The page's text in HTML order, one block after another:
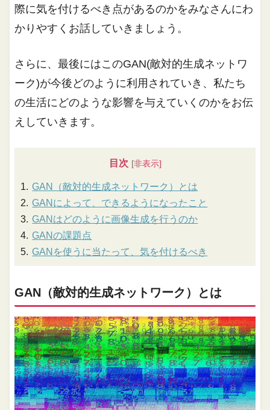
際に気を付けるべき点があるのかをみなさんにわ
かりやすくお話していきましょう。
さらに、最後にはこのGAN(敵対的生成ネットワ
ーク)が今後どのように利用されていき、私たち
の生活にどのような影響を与えていくのかをお伝
えしていきます。
目次
GAN（敵対的生成ネットワーク）とは
GANによって、できるようになったこと
GANはどのように画像生成を行うのか
GANの課題点
GANを使うに当たって、気を付けるべき
GAN（敵対的生成ネットワーク）とは